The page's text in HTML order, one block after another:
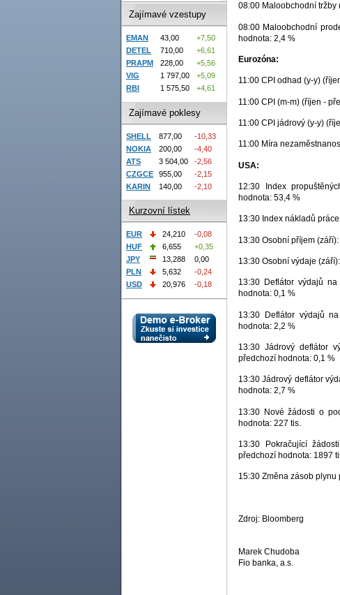
08:00 Maloobchodní tržby
08:00 Maloobchodní
hodnota: 2,4 %
Eurozóna:
11:00 CPI odhad (y-y)
11:00 CPI (m-m) (říjen -
11:00 CPI jádrový (y-y)
11:00 Míra
USA:
12:30 Index
hodnota: 53,4 %
13:30 Index nákladů
13:30 Osobní příjem
13:30 Osobní výdaje
13:30 Deflátor výdajů
hodnota: 0,1 %
13:30 Deflátor výdajů
hodnota: 2,2 %
13:30 Jádrový deflátor
předchozí hodnota: 0,1 %
13:30 Jádrový deflátor
hodnota: 2,7 %
13:30 Nové žádosti o
hodnota: 227 tis.
13:30 Pokračující
předchozí hodnota: 1897
15:30 Změna zásob
Zdroj: Bloomberg
Marek Chudoba
Fio banka, a.s.
Zajímavé vzestupy
EMAN 43,00
+7,50
DETEL
710,00
+6,61
PRAPM
228,00
+5,56
VIG
1 797,00
+5,09
RBI
1 575,50 +4,61
Zajímavé poklesy
SHELL 877,00
-10,33
NOKIA
200,00
-4,40
ATS
3 504,00
-2,56
CZGCE
955,00
-2,15
KARIN
140,00 -2,10
Kurzovní lístek
EUR 24,210
-0,08
HUF
6,655
+0,35
JPY
13,288
0,00
PLN
5,632
-0,24
USD
20,976 -0,18